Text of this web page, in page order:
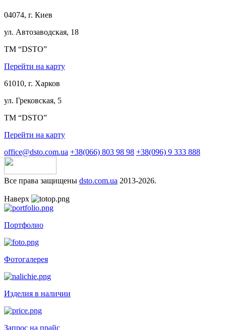
04074, г. Киев
ул. Автозаводская, 18
ТМ “DSTO”
Перейти на карту
61010, г. Харков
ул. Грековская, 5
ТМ “DSTO”
Перейти на карту
office@dsto.com.ua +38(066) 803 98 98 +38(096) 9 333 888
Все права защищены dsto.com.ua 2013-2026.
Наверх
Портфолио
Фотогалерея
Изделия в наличии
Запрос на прайс